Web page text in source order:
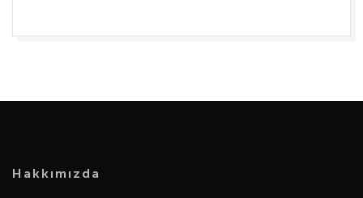
Hakkımızda